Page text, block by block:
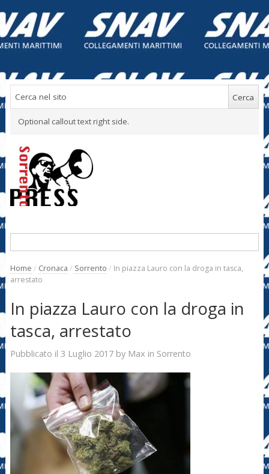
Optional callout text right side.
Home / Cronaca / Sorrento / In piazza Lauro con la droga in tasca,
arrestato
In piazza Lauro con la droga in
tasca, arrestato
Pubblicato il 3 Luglio 2017by Max in Sorrento